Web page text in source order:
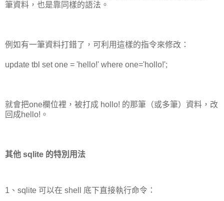
筆資料，也是靠同樣的語法。
例如有一筆資料打錯了，可利用這樣的指令來修改：
update tbl set one = 'hello!' where one='hollo!';
就會把one欄位裡，被打成 hollo! 的那筆（或多筆）資料，改
回成hello!。
其他 sqlite 的特別用法
1、sqlite 可以在 shell 底下直接執行命令：